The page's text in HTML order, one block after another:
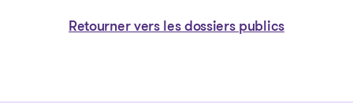
Retourner vers les dossiers publics